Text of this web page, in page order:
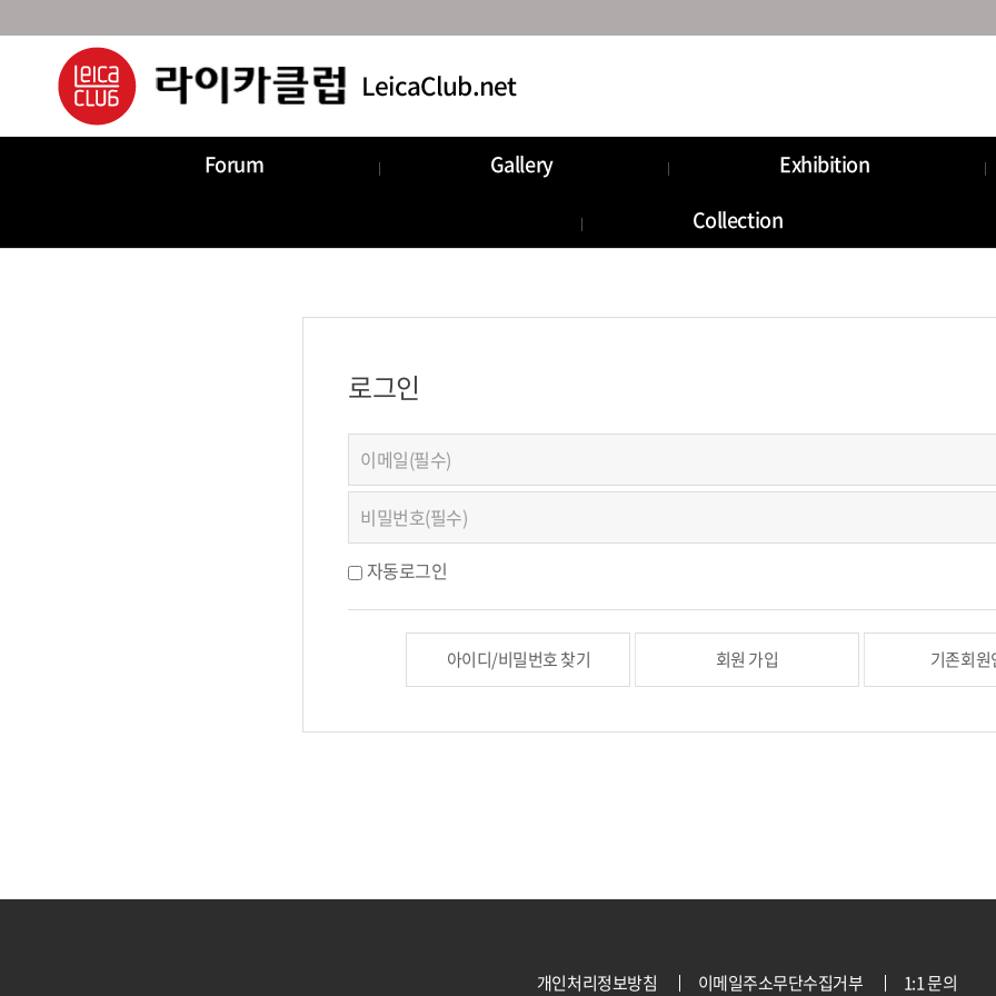
Forum Gallery
Exhibition
Collection
로그인
로그인
자동로그인
아이디/비밀번호 찾기 회원 가입 기존회원
개인처리정보방침 이메일주소무단수집거부 1:1 문의